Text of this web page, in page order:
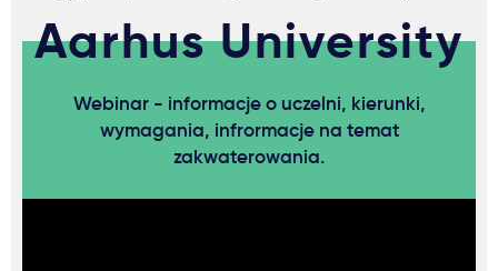
Aarhus University
Webinar - informacje o uczelni, kierunki,
wymagania, infrormacje na temat
zakwaterowania.